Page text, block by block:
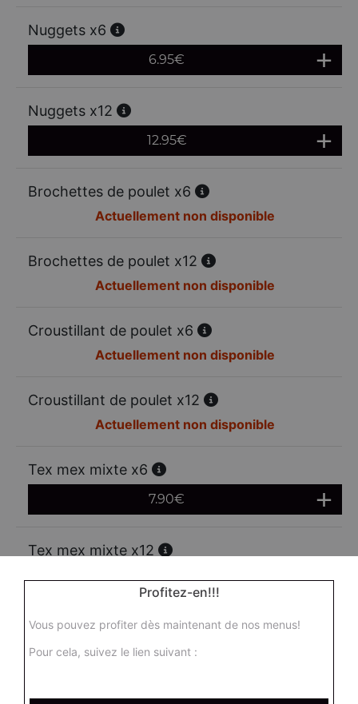
Nuggets x6
6.95€
Nuggets x12
12.95€
Brochettes de poulet x6
Actuellement non disponible
Brochettes de poulet x12
Actuellement non disponible
Croustillant de poulet x6
Actuellement non disponible
Croustillant de poulet x12
Actuellement non disponible
Tex mex mixte x6
7.90€
Tex mex mixte x12
13.00€
Mozzarella sticks x6
6.95 €
Profitez-en!!!
Vous pouvez profiter dès maintenant de nos menus!
Pour cela, suivez le lien suivant :